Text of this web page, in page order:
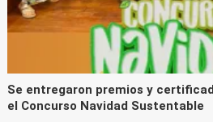
Se entregaron premios y
el Concurso Navidad Sustentable